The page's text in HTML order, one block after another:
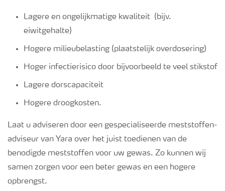
Lagere en ongelijkmatige kwaliteit (bijv.
eiwitgehalte)
Hogere milieubelasting (plaatstelijk overdosering)
Hoger infectierisico door bijvoorbeeld te veel stikstof
Lagere dorscapaciteit
Hogere droogkosten.
Laat u adviseren door een gespecialiseerde meststoffen-
adviseur van Yara over het juist toedienen van de
benodigde meststoffen voor uw gewas. Zo kunnen wij
samen zorgen voor een beter gewas en een hogere
opbrengst.